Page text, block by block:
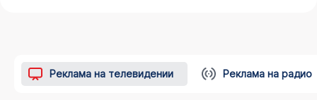
Реклама на телевидении Реклама на радио